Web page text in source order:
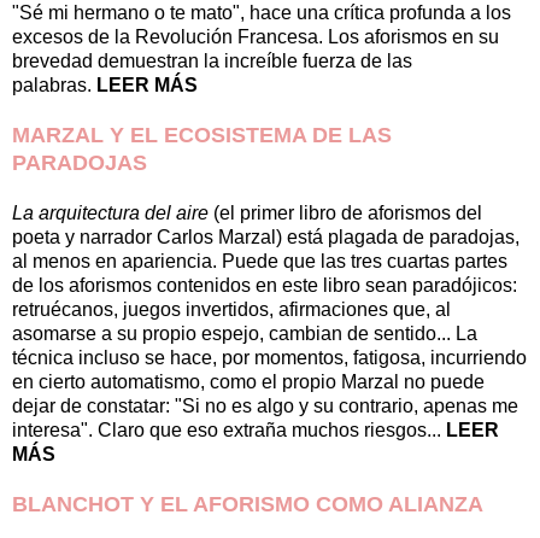
"Sé mi hermano o te mato", hace una crítica profunda a los
excesos de la Revolución Francesa. Los aforismos en su
brevedad demuestran la increíble fuerza de las
palabras. LEER MÁS
MARZAL Y EL ECOSISTEMA DE LAS
PARADOJAS
La arquitectura del aire (el primer libro de aforismos del
poeta y narrador Carlos Marzal) está plagada de paradojas,
al menos en apariencia. Puede que las tres cuartas partes
de los aforismos contenidos en este libro sean paradójicos:
retruécanos, juegos invertidos, afirmaciones que, al
asomarse a su propio espejo, cambian de sentido... La
técnica incluso se hace, por momentos, fatigosa, incurriendo
en cierto automatismo, como el propio Marzal no puede
dejar de constatar: "Si no es algo y su contrario, apenas me
interesa". Claro que eso extraña muchos riesgos... LEER
MÁS
BLANCHOT Y EL AFORISMO COMO ALIANZA